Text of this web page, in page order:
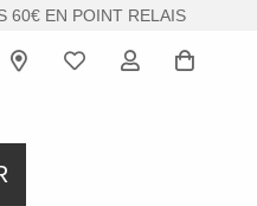
60€ EN POINT RELAIS